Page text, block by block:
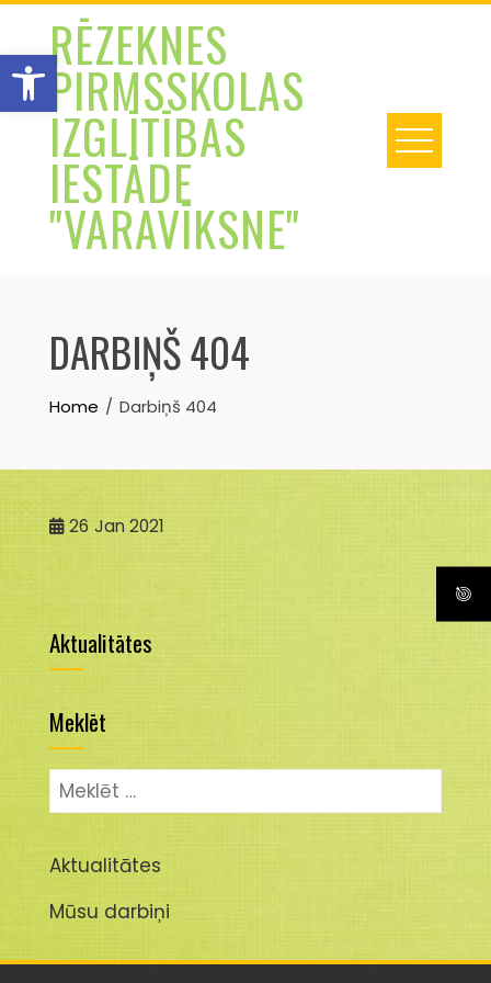
Open toolbar
Skip
contentRĒZEKNES
PIRMSSKOLAS
IZGLĪTĪBAS
IESTĀDE
"VARAVĪKSNE"
DARBIŅŠ 404
Home Darbiņš 404
26 Jan 2021
Aktualitātes
Meklēt
Meklēt:
Aktualitātes
Mūsu darbiņi